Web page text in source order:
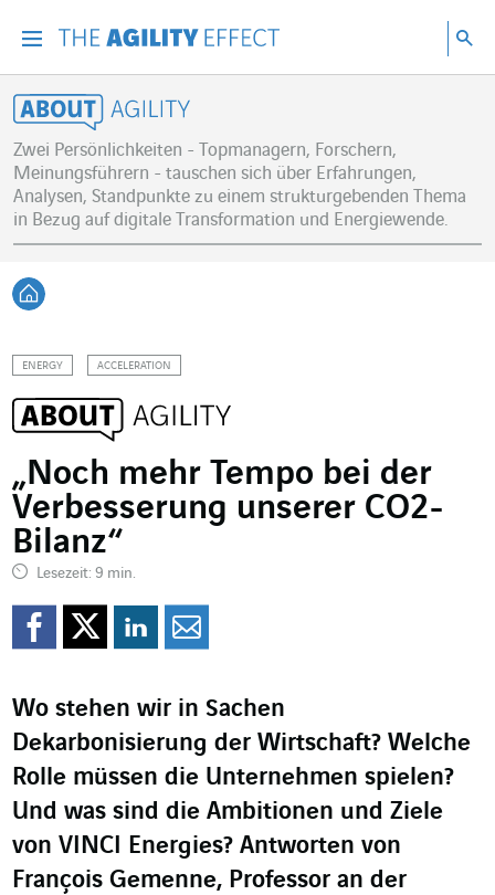
About Agility
Zwei Persönlichkeiten - Topmanagern, Forschern,
Meinungsführern - tauschen sich über Erfahrungen,
Analysen, Standpunkte zu einem strukturgebenden Thema
in Bezug auf digitale Transformation und Energiewende.
Zurück zur Startseite
ENERGY ACCELERATION
„Noch mehr Tempo bei der
Verbesserung unserer CO2-
Bilanz“
Lesezeit: 9 min.
Auf Facebook teilen
Auf Twitter teilen
Auf LinkedIn
Wo stehen wir in Sachen
Dekarbonisierung der Wirtschaft? Welche
Rolle müssen die Unternehmen spielen?
Und was sind die Ambitionen und Ziele
von VINCI Energies? Antworten von
François Gemenne, Professor an der